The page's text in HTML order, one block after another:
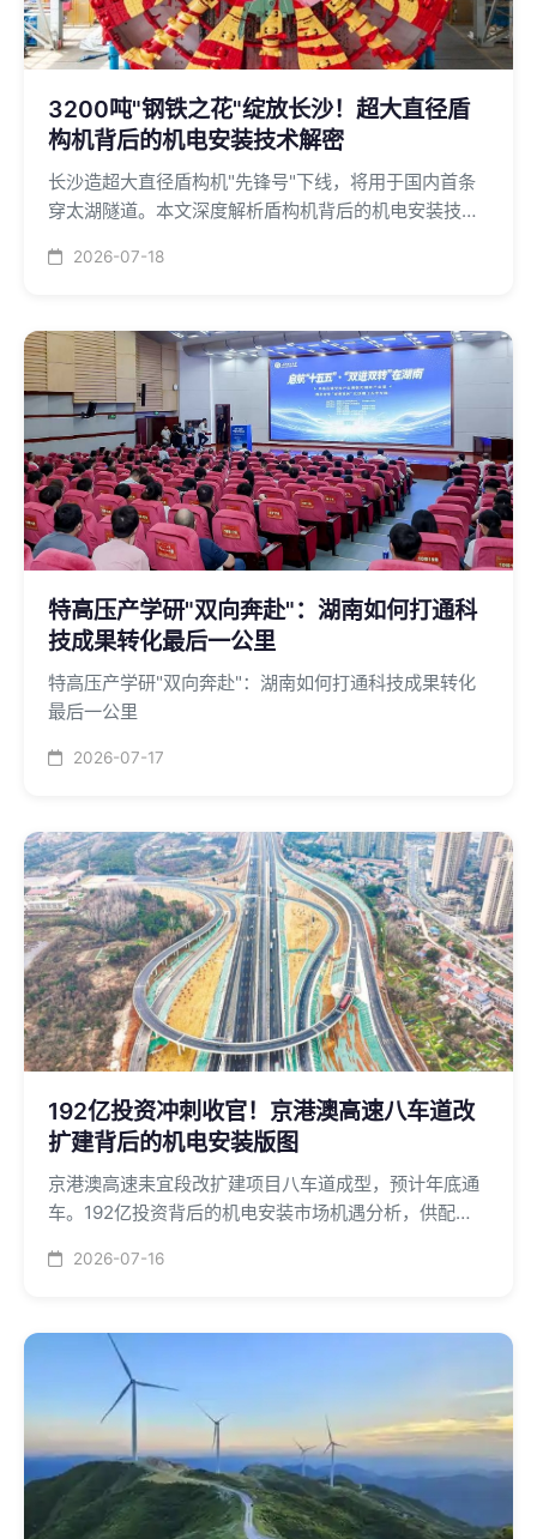
3200吨"钢铁之花"绽放长沙！超大直径盾
构机背后的机电安装技术解密
长沙造超大直径盾构机"先锋号"下线，将用于国内首条
穿太湖隧道。本文深度解析盾构机背后的机电安装技
2026-07-18
特高压产学研"双向奔赴"：湖南如何打通科
技成果转化最后一公里
特高压产学研"双向奔赴"：湖南如何打通科技成果转化
最后一公里
2026-07-17
192亿投资冲刺收官！京港澳高速八车道改
扩建背后的机电安装版图
京港澳高速耒宜段改扩建项目八车道成型，预计年底通
车。192亿投资背后的机电安装市场机遇分析，供配
2026-07-16